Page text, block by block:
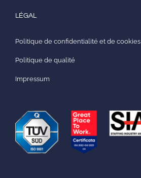
LÉGAL
Politique de confidentialité et de cookies
Politique de qualité
Impressum